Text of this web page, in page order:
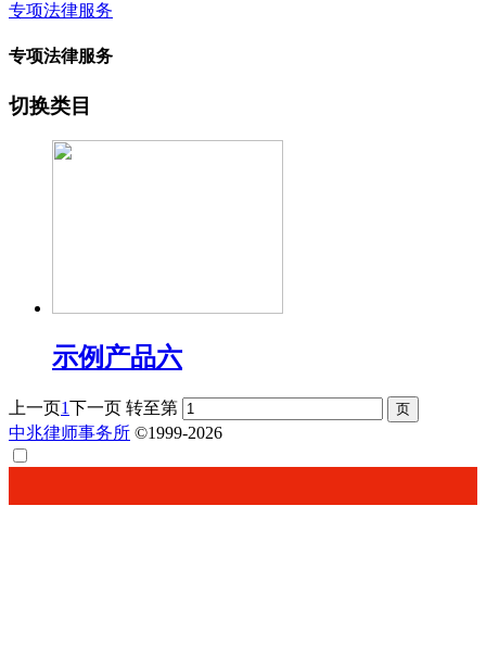
专项法律服务
专项法律服务
切换类目
示例产品六
上一页1下一页 转至第
中兆律师事务所 ©1999-2026